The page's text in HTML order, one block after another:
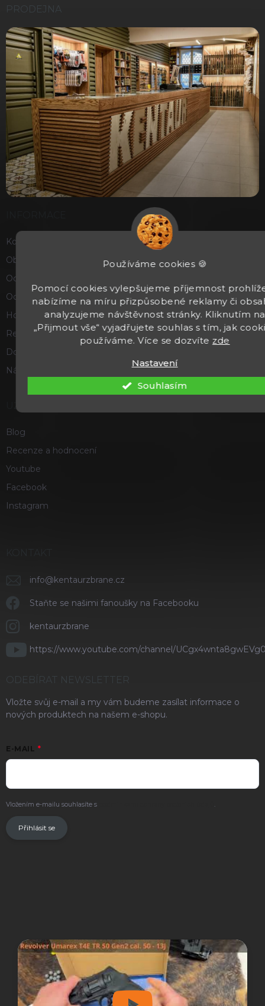
Používáme cookies 🍪
Pomocí cookies vylepšujeme příjemnost
nabízíme na míru přizpůsobené reklamy či
analyzujeme návštěvnost stránky. Kliknutím na
„Přijmout vše“ vyjadřujete souhlas s tím, jak
používáme. Více se dozvíte zde
Nastavení
Souhlasím
PRODEJNA
Kontakty
Obchodní podmínky
Ochrana osobních údajů
Odstoupení od smlouvy
Hodnocení obchodu
Reklamace a vrácení zboží
Doprava a platba
Náš příběh
Blog
Recenze a hodnocení
Youtube
Facebook
Instagram
info@kentaurzbrane.cz
Staňte se našimi fanoušky na Facebooku
kentaurzbrane
https://www.youtube.com/channel/
ODEBÍRAT NEWSLETTER
Vložte svůj e-mail a my vám budeme zasílat informace o
nových produktech na našem e-shopu.
E-MAIL
Vložením e-mailu souhlasíte s .
Přihlásit se